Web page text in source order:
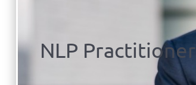
NLP Practitioner